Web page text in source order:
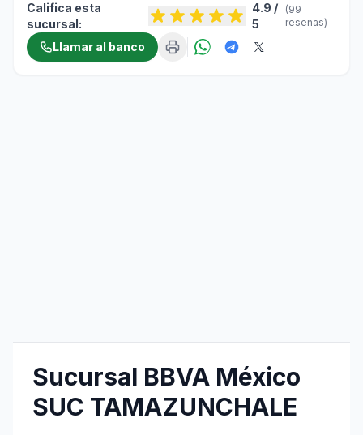
Califica esta
sucursal:
4.9 /
5
(99
reseñas)
Llamar al banco
Sucursal BBVA México
SUC TAMAZUNCHALE